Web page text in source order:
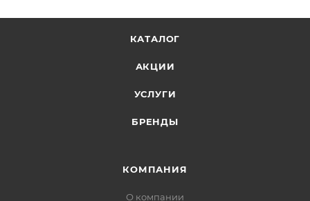
КАТАЛОГ
АКЦИИ
УСЛУГИ
БРЕНДЫ
КОМПАНИЯ
О компании